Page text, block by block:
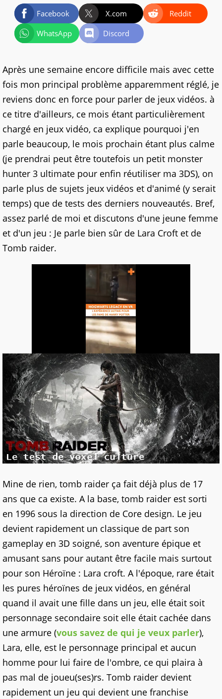
Facebook X.com
Reddit
WhatsApp
Discord
Après une semaine encore difficile mais avec cette
fois mon principal problème apparemment réglé, je
reviens donc en force pour parler de jeux vidéos. à
ce titre d'ailleurs, ce mois étant particulièrement
chargé en jeux vidéo, ca explique pourquoi j'en
parle beaucoup, le mois prochain étant plus calme
(je prendrai peut être toutefois un petit monster
hunter 3 ultimate pour enfin réutiliser ma 3DS), on
parle plus de sujets jeux vidéos et d'animé (y serait
temps) que de tests des derniers nouveautés. Bref,
assez parlé de moi et discutons d'une jeune femme
et d'un jeu : Je parle bien sûr de Lara Croft et de
Tomb raider.
Mine de rien, tomb raider ça fait déjà plus de 17
ans que ca existe. A la base, tomb raider est sorti
en 1996 sous la direction de Core design. Le jeu
devient rapidement un classique de part son
gameplay en 3D soigné, son aventure épique et
amusant sans pour autant être facile mais surtout
pour son Héroïne : Lara croft. A l'époque, rare était
les pures héroïnes de jeux vidéos, en général
quand il avait une fille dans un jeu, elle était soit
personnage secondaire soit elle était cachée dans
une armure (vous savez de qui je veux parler),
Lara, elle, est le personnage principal et aucun
homme pour lui faire de l'ombre, ce qui plaira à
pas mal de joueu(ses)rs. Tomb raider devient
rapidement un jeu qui devient une franchise